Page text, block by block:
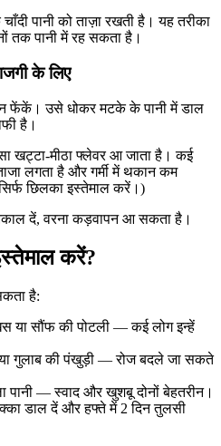
पानी को ताज़ा रखती है। यह तरीका
तक पानी में रह सकता है।
के लिए
न फेंकें। उसे धोकर मटके के पानी में डाल
है।
खट्टा-मीठा फ्लेवर आ जाता है। कई
लगता है और गर्मी में थकान कम
छिलका इस्तेमाल करें।)
दें, वरना कड़वापन आ सकता है।
करें?
है:
या सौंफ की पोटली — कई लोग इन्हें
गुलाब की पंखुड़ी — रोज बदले जा सकते
पानी — स्वाद और खुशबू दोनों बेहतरीन।
डाल दें और हफ्ते में 2 दिन तुलसी